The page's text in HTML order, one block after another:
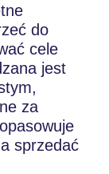
do
cele
jest
za
sprzedać